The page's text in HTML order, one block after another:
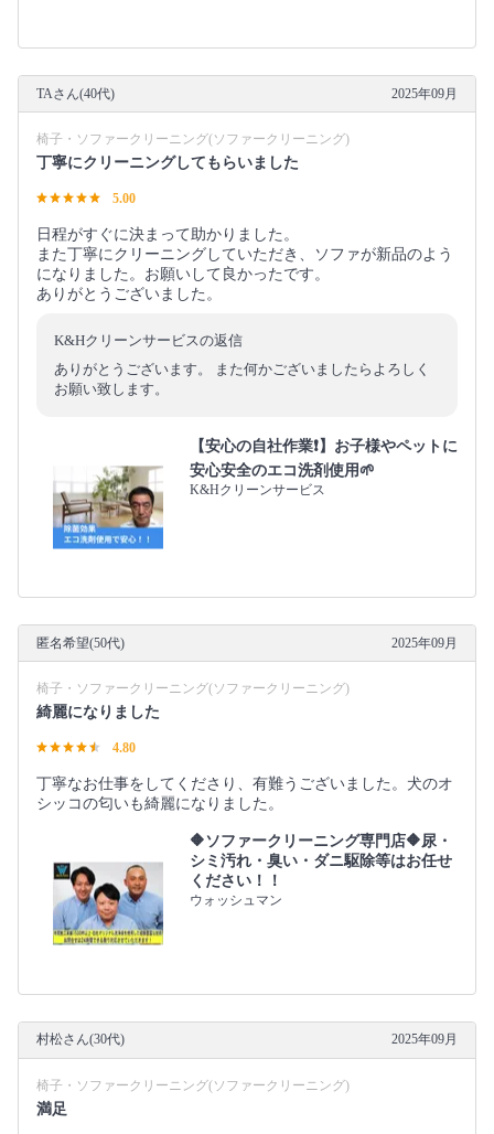
TAさん(40代) 2025年09月
椅子・ソファークリーニング(ソファークリーニング)
丁寧にクリーニングしてもらいました
5.00
日程がすぐに決まって助かりました。
また丁寧にクリーニングしていただき、ソファが新品のよう
になりました。お願いして良かったです。
ありがとうございました。
K&Hクリーンサービスの返信
ありがとうございます。 また何かございましたらよろしく
お願い致します。
【安心の自社作業❗️】お子様やペットに
安心安全のエコ洗剤使用🌱
K&Hクリーンサービス
匿名希望(50代) 2025年09月
椅子・ソファークリーニング(ソファークリーニング)
綺麗になりました
4.80
丁寧なお仕事をしてくださり、有難うございました。犬のオ
シッコの匂いも綺麗になりました。
🔶ソファークリーニング専門店🔶尿・
シミ汚れ・臭い・ダニ駆除等はお任せ
ください！！
ウォッシュマン
村松さん(30代) 2025年09月
椅子・ソファークリーニング(ソファークリーニング)
満足